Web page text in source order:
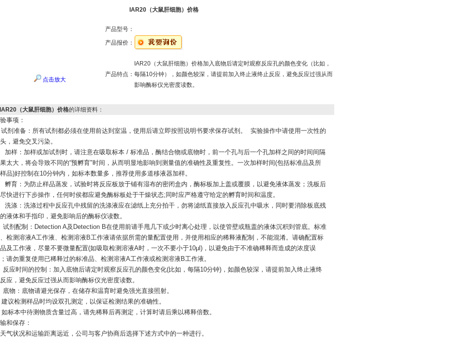
IAR20（大鼠肝细胞）价格
点击放大
产品型号：
产品报价：
产品特点：
IAR20（大鼠肝细胞）价格加入底物后请定时观察反应孔的颜色变化（比如，
每隔10分钟），如颜色较深，请提前加入终止液终止反应，避免反应过强从而
影响酶标仪光密度读数。
IAR20（大鼠肝细胞）价格的详细资料：
事项：
试剂准备：所有试剂都必须在使用前达到室温，使用后请立即按照说明书要求保存试剂。 实验操作中请使用一次性的
，避免交叉污染。
样：加样或加试剂时，请注意在吸取标本 / 标准品，酶结合物或底物时，前一个孔与后一个孔加样之间的时间间隔
太大，将会导致不同的“预孵育"时间，从而明显地影响到测量值的准确性及重复性。一次加样时间(包括标准品及所
品)好控制在10分钟内，如标本数量多，推荐使用多道移液器加样。
育：为防止样品蒸发，试验时将反应板放于铺有湿布的密闭盒内，酶标板加上盖或覆膜，以避免液体蒸发；洗板后
快进行下步操作，任何时侯都应避免酶标板处于干燥状态;同时应严格遵守给定的孵育时间和温度。
涤：洗涤过程中反应孔中残留的洗涤液应在滤纸上充分拍干，勿将滤纸直接放入反应孔中吸水，同时要消除板底残
液体和手指印，避免影响后的酶标仪读数。
剂配制：Detection A及Detection B在使用前请手甩几下或少时离心处理，以使管壁或瓶盖的液体沉积到管底。标准
检测溶液A工作液、检测溶液B工作液请依据所需的量配置使用，并使用相应的稀释液配制，不能混淆。请确配置标
及工作液，尽量不要微量配置(如吸取检测溶液A时，一次不要小于10μl)，以避免由于不准确稀释而造成的浓度误
请勿重复使用已稀释过的标准品、检测溶液A工作液或检测溶液B工作液。
应时间的控制：加入底物后请定时观察反应孔的颜色变化(比如，每隔10分钟)，如颜色较深，请提前加入终止液终
应，避免反应过强从而影响酶标仪光密度读数。
底物：底物请避光保存，在储存和温育时避免强光直接照射。
议检测样品时均设双孔测定，以保证检测结果的准确性。
标本中待测物质含量过高，请先稀释后再测定，计算时请后乘以稀释倍数。
和保存：
气状况和运输距离远近，公司与客户协商后选择下述方式中的一种进行。